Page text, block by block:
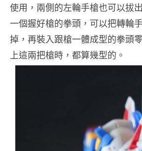
使用，兩側的左輪手槍也可以拔
一個握好槍的拳頭，可以把轉輪
掉，再裝入跟槍一體成型的拳頭
上這兩把槍時，都算幾型的。